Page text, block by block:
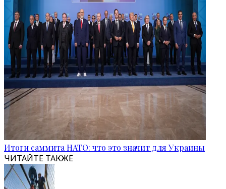
Итоги саммита НАТО: что это значит для Украины
ЧИТАЙТЕ ТАКЖЕ